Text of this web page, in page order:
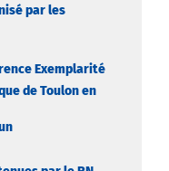
par les
Exemplarité
de Toulon en